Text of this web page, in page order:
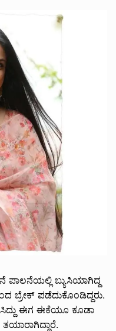
ಬ್ಯುಸಿಯಾಗಿದ್ದ
ಬ್ರೇಕ್ ಪಡೆದುಕೊಂಡಿದ್ದರು.
ಈಗ ಈಕೆಯೂ ಕೂಡಾ